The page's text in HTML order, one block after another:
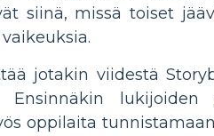
siinä, missä toiset
jotakin viidestä
Ensinnäkin lukijoiden
oppilaita